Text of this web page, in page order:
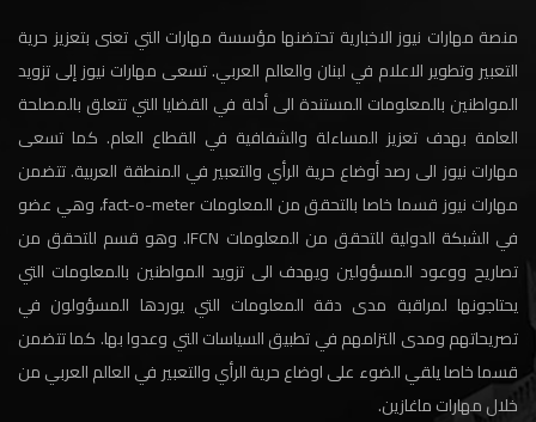
منصة مهارات نيوز الاخبارية تحتضنها مؤسسة مهارات التي تعنى بتعزيز حرية
التعبير وتطوير الاعلام في لبنان والعالم العربي. تسعى مهارات نيوز إلى تزويد
المواطنين بالمعلومات المستندة الى أدلة في القضايا التي تتعلق بالمصلحة
العامة بهدف تعزيز المساءلة والشفافية في القطاع العام. كما تسعى
مهارات نيوز الى رصد أوضاع حرية الرأي والتعبير في المنطقة العربية. تتضمن
مهارات نيوز قسما خاصا بالتحقق من المعلومات fact-o-meter، وهي عضو
في الشبكة الدولية للتحقق من المعلومات IFCN. وهو قسم للتحقق من
تصاريح ووعود المسؤولين ويهدف الى تزويد المواطنين بالمعلومات التي
يحتاجونها لمراقبة مدى دقة المعلومات التي يوردها المسؤولون في
تصريحاتهم ومدى التزامهم في تطبيق السياسات التي وعدوا بها. كما تتضمن
قسما خاصا يلقي الضوء على اوضاع حرية الرأي والتعبير في العالم العربي من
خلال مهارات ماغازين.